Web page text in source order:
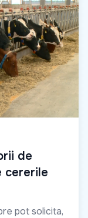
de
cererile
pot solicita,